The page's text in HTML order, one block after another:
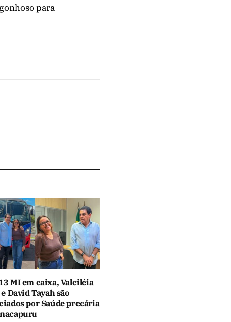
para
MI em caixa, Valciléia
David Tayah são
por Saúde precária